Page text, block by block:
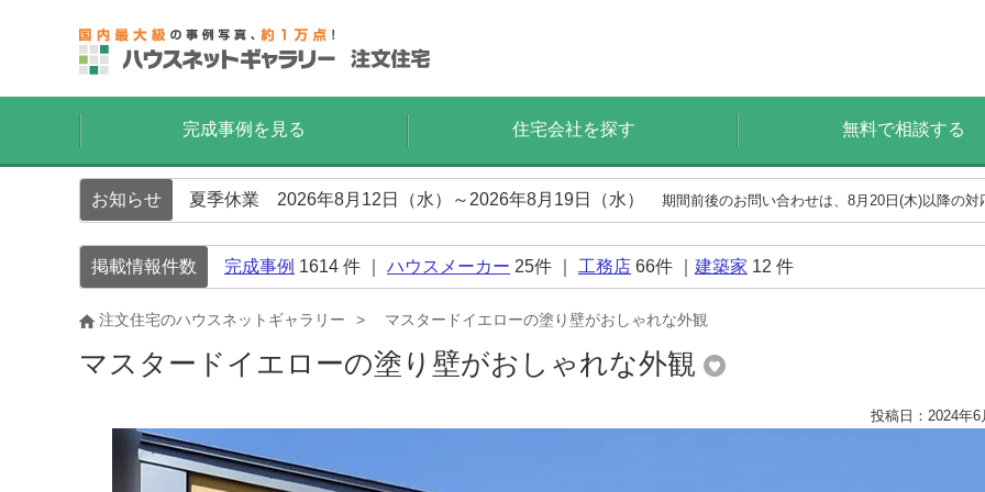
完成事例を見る 住宅会社を探す 無料で相談する
お知らせ 夏季休業 2026年8月12日（水）～2026年8月19日（水） 期間前後のお問い合わせは、8月20日(木)以降の
掲載情報件数 完成事例 1614 件 ｜ ハウスメーカー 25件 ｜ 工務店 66件 ｜ 建築家 12 件
注文住宅のハウスネットギャラリー マスタードイエローの塗り壁がおしゃれな外観
マスタードイエローの塗り壁がおしゃれな外観
投稿日：2024年6